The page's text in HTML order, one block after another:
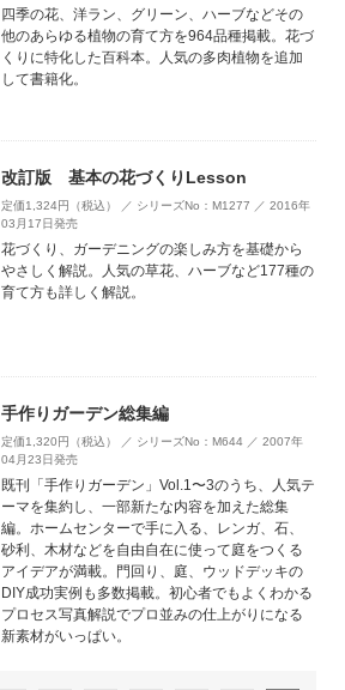
四季の花、洋ラン、グリーン、ハーブなどその
他のあらゆる植物の育て方を964品種掲載。花づ
くりに特化した百科本。人気の多肉植物を追加
して書籍化。
改訂版 基本の花づくりLesson
定価1,324円（税込） ／ シリーズNo：M1277 ／ 2016年
03月17日発売
花づくり、ガーデニングの楽しみ方を基礎から
やさしく解説。人気の草花、ハーブなど177種の
育て方も詳しく解説。
手作りガーデン総集編
定価1,320円（税込） ／ シリーズNo：M644 ／ 2007年
04月23日発売
既刊「手作りガーデン」Vol.1〜3のうち、人気テ
ーマを集約し、一部新たな内容を加えた総集
編。ホームセンターで手に入る、レンガ、石、
砂利、木材などを自由自在に使って庭をつくる
アイデアが満載。門回り、庭、ウッドデッキの
DIY成功実例も多数掲載。初心者でもよくわかる
プロセス写真解説でプロ並みの仕上がりになる
新素材がいっぱい。